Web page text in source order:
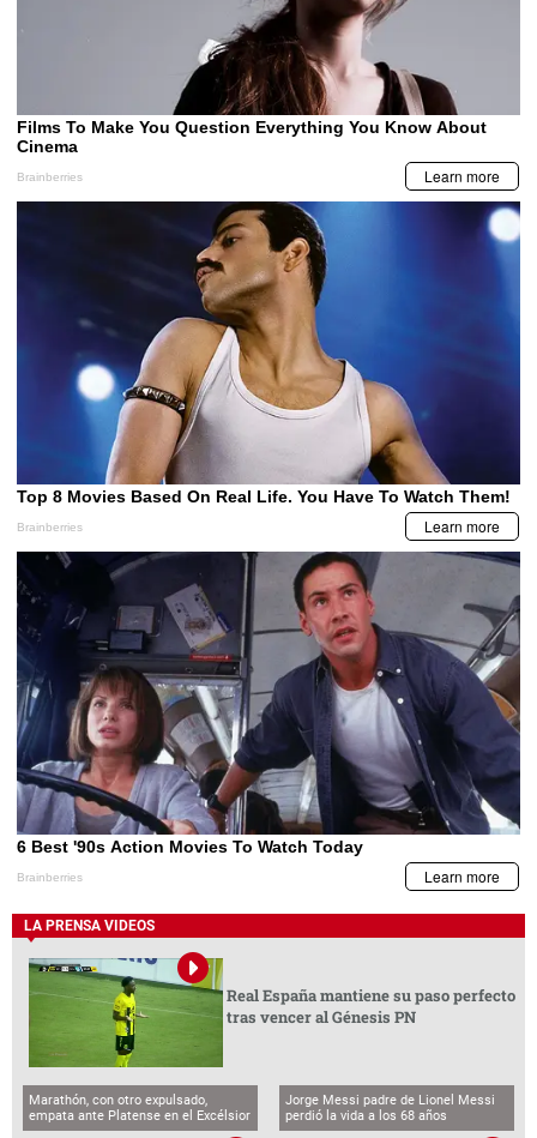
LA PRENSA VIDEOS
Real España mantiene su paso perfecto
tras vencer al Génesis PN
Marathón, con otro expulsado,
empata ante Platense en el Excélsior
Jorge Messi padre de Lionel Messi
perdió la vida a los 68 años